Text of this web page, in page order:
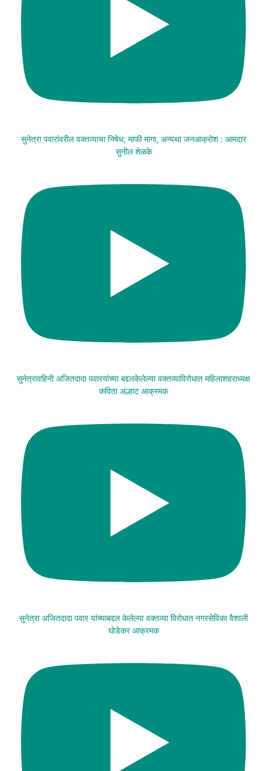
सुनेत्रा पवारांवरील वक्तव्याचा निषेध; माफी मागा, अन्यथा जनआक्रोश : आमदार
सुनील शेळके
सुनेत्रावहिनी अजितदादा पवारयांच्या बद्दलकेलेल्या वक्तव्याविरोधात महिलाशहराध्यक्ष
कविता अल्हाट आक्रमक
सुनेत्रा अजितदादा पवार यांच्याबद्दल केलेल्या वक्तव्या विरोधात नगरसेविका वैशाली
घोडेकर आक्रमक